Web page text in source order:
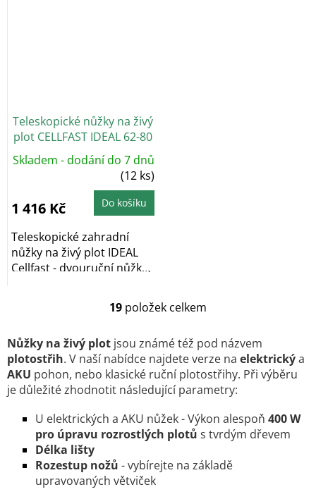
Teleskopické nůžky na živý
plot CELLFAST IDEAL 62-80
cm
Skladem - dodání do 7 dnů
(12 ks)
1 416 Kč Do košíku
Teleskopické zahradní
nůžky na živý plot IDEAL
Cellfast - dvouruční nůžky
O
l
á
d
a
c
p
r
k
y
19 položek celkem
Nůžky na živý plot jsou známé též pod názvem
plotostřih. V naší nabídce najdete verze na elektrickýa
AKU pohon, nebo klasické ruční plotostřihy. Při výběru
je důležité zhodnotit následující parametry:
U elektrických a AKU nůžek - Výkon alespoň 400 W
pro úpravu rozrostlých plotů s tvrdým dřevem
Délka lišty
Rozestup nožů - vybírejte na základě
upravovaných větviček